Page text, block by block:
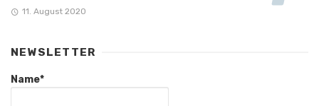
11. August 2020
NEWSLETTER
Name*